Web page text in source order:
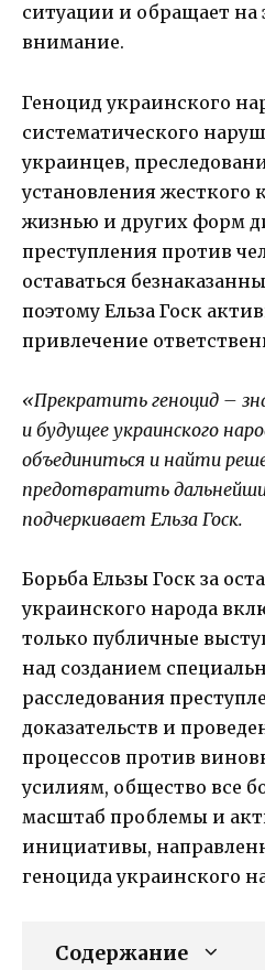
ситуации и обращает на
внимание.
Геноцид украинского
систематического
украинцев,
установления жесткого
жизнью и других форм
преступления против
оставаться
поэтому Ельза Госк
привлечение
«Прекратить геноцид –
и будущее украинского
объединиться и найти
предотвратить
подчеркивает Ельза Госк.
Борьба Ельзы Госк за
украинского народа
только публичные
над созданием
расследования
доказательств и
процессов против
усилиям, общество все
масштаб проблемы и
инициативы,
геноцида украинского
Содержание